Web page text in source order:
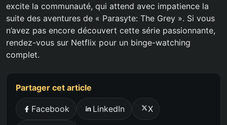
excite la communauté, qui attend avec impatience la
suite des aventures de « Parasyte: The Grey ». Si vous
n’avez pas encore découvert cette série passionnante,
rendez-vous sur Netflix pour un binge-watching
complet.
Partager cet article
Facebook LinkedIn X